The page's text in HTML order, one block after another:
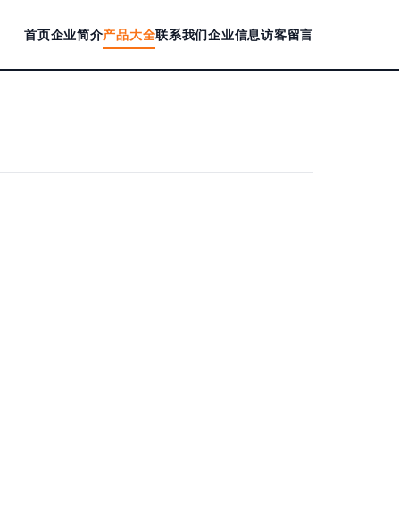
首页企业简介产品大全联系我们企业信息访客留言